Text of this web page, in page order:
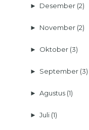
► Desember (2)
► November (2)
► Oktober (3)
► September (3)
► Agustus (1)
► Juli (1)